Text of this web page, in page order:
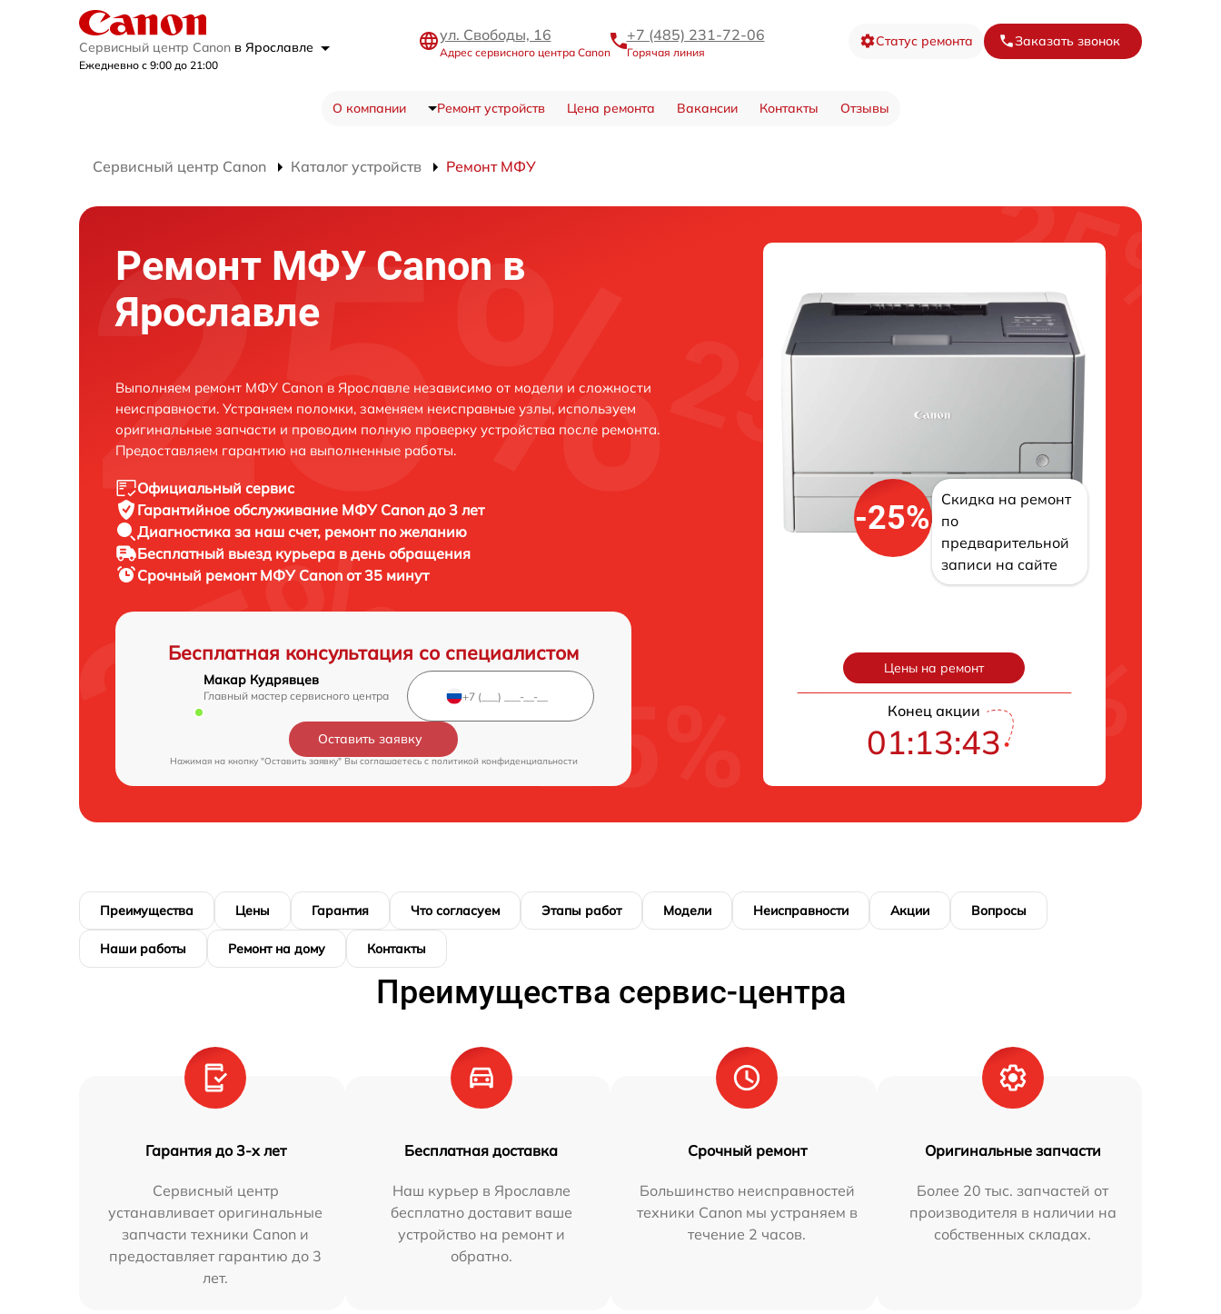
Сервисный центр Canon в Ярославле
Ежедневно с 9:00 до 21:00
ул. Свободы, 16
Адрес сервисного центра Canon
+7 (485) 231-72-06
Горячая линия
Статус ремонта Заказать звонок
О компании Ремонт устройств Цена ремонта Вакансии Контакты Отзывы
Сервисный центр Canon Каталог устройств Ремонт МФУ
Ремонт МФУ Canon в
Ярославле
Выполняем ремонт МФУ Canon в Ярославле независимо от модели и сложности
неисправности. Устраняем поломки, заменяем неисправные узлы, используем
оригинальные запчасти и проводим полную проверку устройства после ремонта.
Предоставляем гарантию на выполненные работы.
Официальный сервис
Гарантийное обслуживание МФУ Canon до 3 лет
Диагностика за наш счет, ремонт по желанию
Бесплатный выезд курьера в день обращения
Срочный ремонт МФУ Canon от 35 минут
Бесплатная консультация со специалистом
Макар Кудрявцев
Главный мастер сервисного центра
Оставить заявку
Нажимая на кнопку "Оставить заявку" Вы соглашаетесь cполитикой конфиденциальности
-25%
Скидка на ремонт
по
предварительной
записи на сайте
Цены на ремонт
Конец акции
01:13:42
Преимущества Цены Гарантия Что согласуем Этапы работ Модели Неисправности Акции Вопросы
Наши работы Ремонт на дому Контакты
Преимущества сервис-центра
Гарантия до 3-х лет
Сервисный центр
устанавливает оригинальные
запчасти техники Canon и
предоставляет гарантию до 3
лет.
Бесплатная доставка
Наш курьер в Ярославле
бесплатно доставит ваше
устройство на ремонт и
обратно.
Срочный ремонт
Большинство неисправностей
техники Canon мы устраняем в
течение 2 часов.
Оригинальные запчасти
Более 20 тыс. запчастей от
производителя в наличии на
собственных складах.